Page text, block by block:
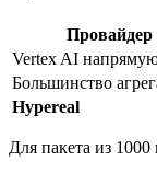
Провайдер
Vertex AI
Большинство
Hypereal
Для пакета из